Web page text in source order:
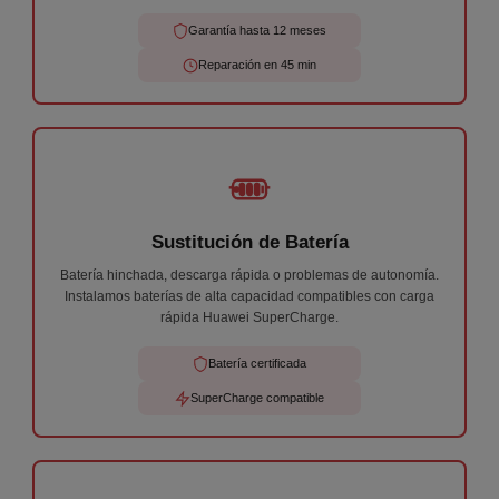
Garantía hasta 12 meses
Reparación en 45 min
Sustitución de Batería
Batería hinchada, descarga rápida o problemas de autonomía.
Instalamos baterías de alta capacidad compatibles con carga
rápida Huawei SuperCharge.
Batería certificada
SuperCharge compatible